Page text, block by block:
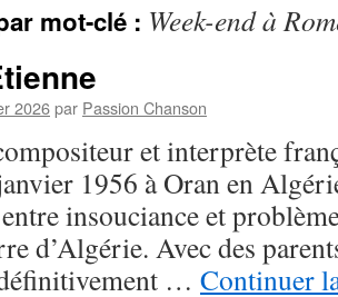
mot-clé : Week-end à
2026par Passion Chanson
et interprète
1956 à Oran en
insouciance et
d’Algérie. Avec des
définitivement … Continuer